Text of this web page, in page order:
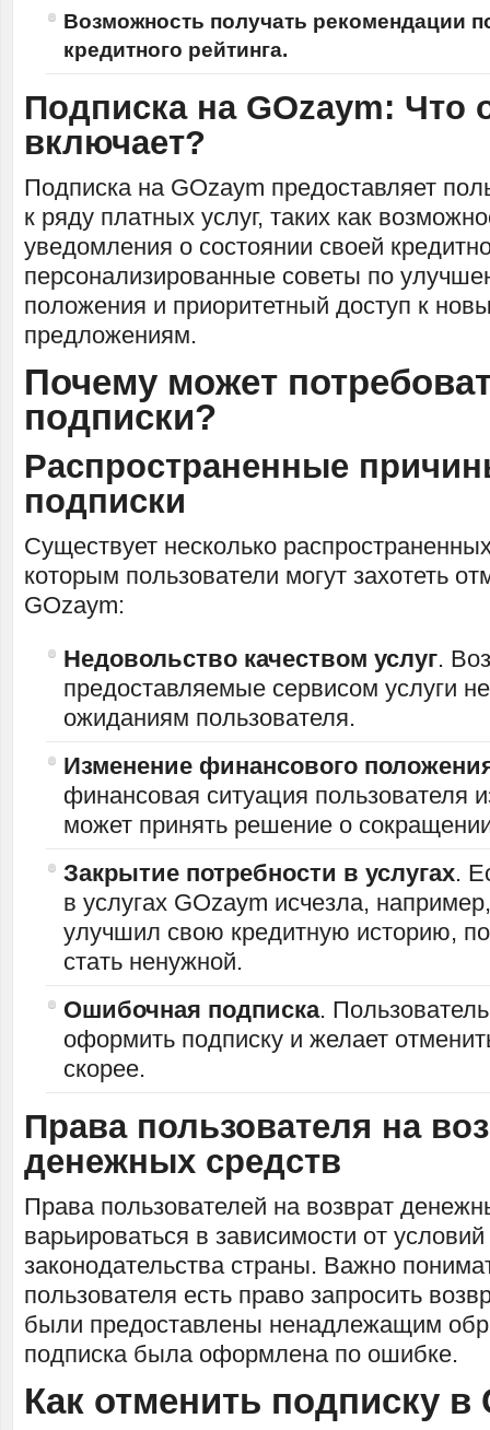
Возможность получать рекомендации
кредитного рейтинга.
Подписка на GOzaym: Что
включает?
Подписка на GOzaym предоставляет
к ряду платных услуг, таких как
уведомления о состоянии своей
персонализированные советы по
положения и приоритетный доступ к
предложениям.
Почему может
подписки?
Распространенные
подписки
Существует несколько
которым пользователи могут захотеть
GOzaym:
Недовольство качеством услуг.
предоставляемые сервисом услуги
ожиданиям пользователя.
Изменение финансового
финансовая ситуация пользователя
может принять решение о
Закрытие потребности в услугах.
в услугах GOzaym исчезла,
улучшил свою кредитную историю,
стать ненужной.
Ошибочная подписка.
оформить подписку и желает
скорее.
Права пользователя на
денежных средств
Права пользователей на возврат
варьироваться в зависимости от
законодательства страны. Важно
пользователя есть право запросить
были предоставлены ненадлежащим
подписка была оформлена по ошибке.
Как отменить подписку в